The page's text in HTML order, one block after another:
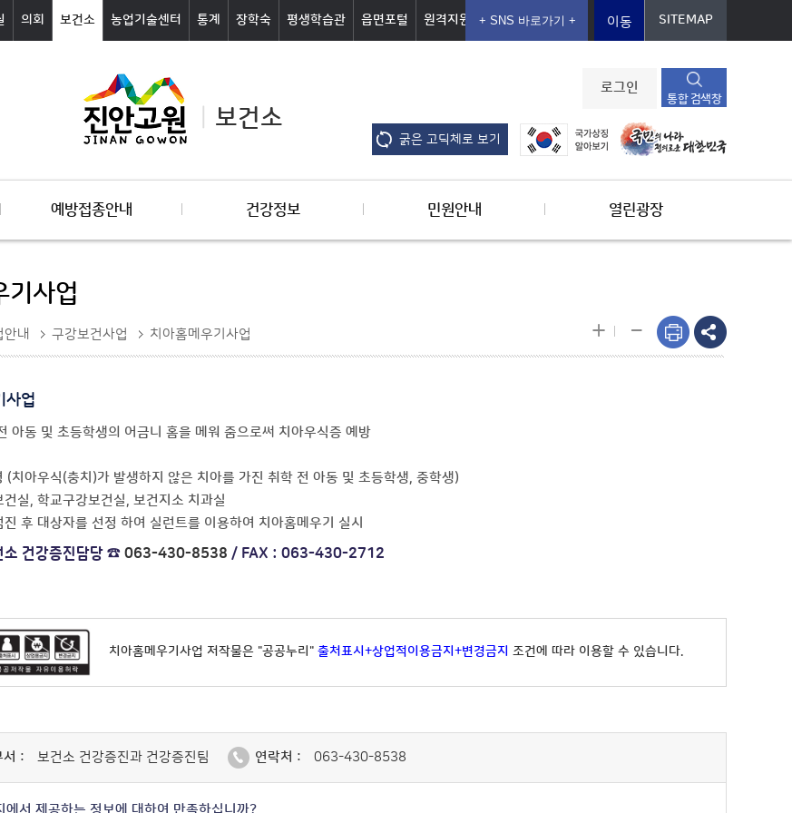
의회 보건소 농업기술센터 통계 장학숙 평생학습관 읍면포털 원격지원 이동 SITEMAP
보건소
로그인
통합 검색창
굵은 고딕체로 보기
예방접종안내 건강정보 민원안내 열린광장
기사업
내 구강보건사업 치아홈메우기사업 + -
사업
아동 및 초등학생의 어금니 홈을 메워 줌으로써 치아우식증 예방
(치아우식(충치)가 발생하지 않은 치아를 가진 취학 전 아동 및 초등학생, 중학생)
실, 학교구강보건실, 보건지소 치과실
후 대상자를 선정 하여 실런트를 이용하여 치아홈메우기 실시
소 건강증진담당 ☎ 063-430-8538 / FAX : 063-430-2712
치아홈메우기사업 저작물은 "공공누리" 출처표시+상업적이용금지+변경금지 조건에 따라 이용할 수 있습니다.
서 : 보건소 건강증진과 건강증진팀 연락처 : 063-430-8538
에서 제공하는 정보에 대하여 만족하십니까?